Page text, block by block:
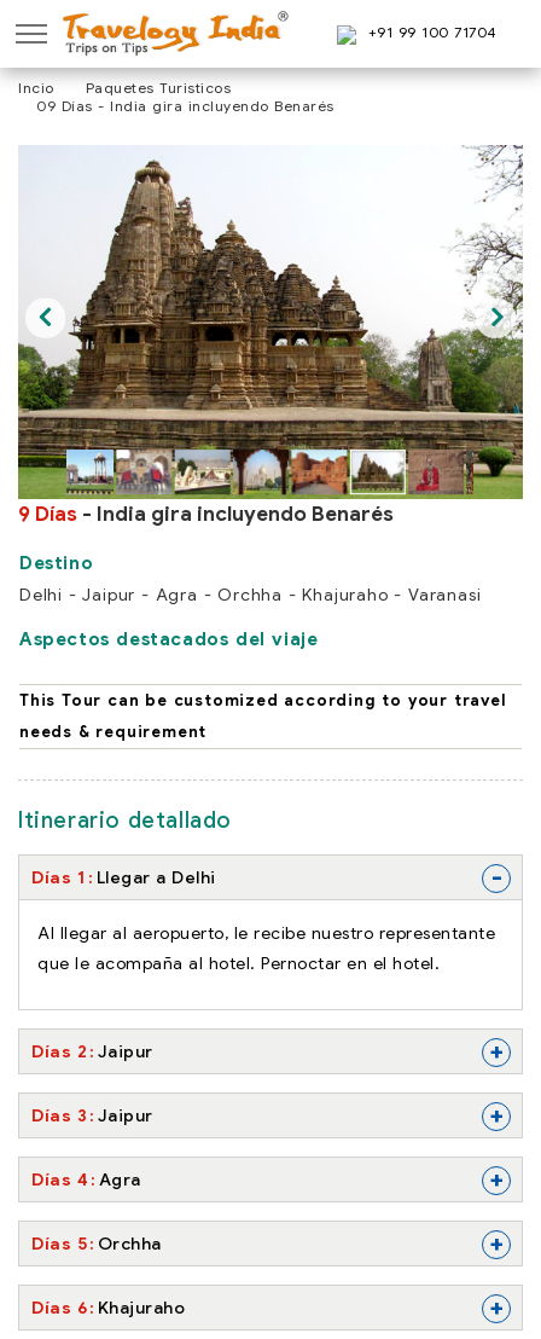
+91 99 100 71704
Incio
Paquetes Turisticos
09 Días - India gira incluyendo Benarés
9 Días - India gira incluyendo Benarés
Delhi - Jaipur - Agra - Orchha - Khajuraho - Varanasi
Aspectos destacados del viaje
This Tour can be customized according to your travel
needs & requirement
Itinerario detallado
Días 1 Llegar a Delhi -
Al llegar al aeropuerto, le recibe nuestro representante
que le acompaña al hotel. Pernoctar en el hotel.
Días 2 Jaipur +
Días 3 Jaipur +
Días 4 Agra +
Días 5 Orchha +
Días 6 Khajuraho +